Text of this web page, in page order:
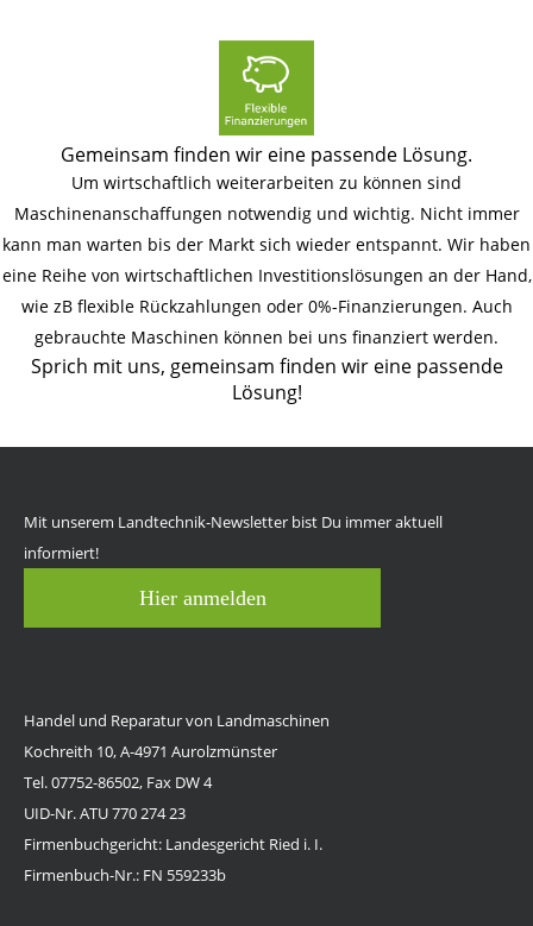
Gemeinsam finden wir eine passende Lösung.
Um wirtschaftlich weiterarbeiten zu können sind
Maschinenanschaffungen notwendig und wichtig. Nicht immer
kann man warten bis der Markt sich wieder entspannt. Wir haben
eine Reihe von wirtschaftlichen Investitionslösungen an der Hand,
wie zB flexible Rückzahlungen oder 0%-Finanzierungen. Auch
gebrauchte Maschinen können bei uns finanziert werden.
Sprich mit uns, gemeinsam finden wir eine passende
Lösung!
Mit unserem Landtechnik-Newsletter bist Du immer aktuell
informiert!
Hier anmelden
Handel und Reparatur von Landmaschinen
Kochreith 10, A-4971 Aurolzmünster
Tel. 07752-86502, Fax DW 4
UID-Nr. ATU 770 274 23
Firmenbuchgericht: Landesgericht Ried i. I.
Firmenbuch-Nr.: FN 559233b